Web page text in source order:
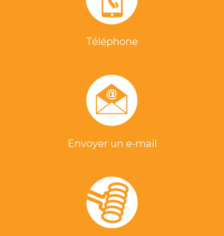
Téléphone
Envoyer un e-mail